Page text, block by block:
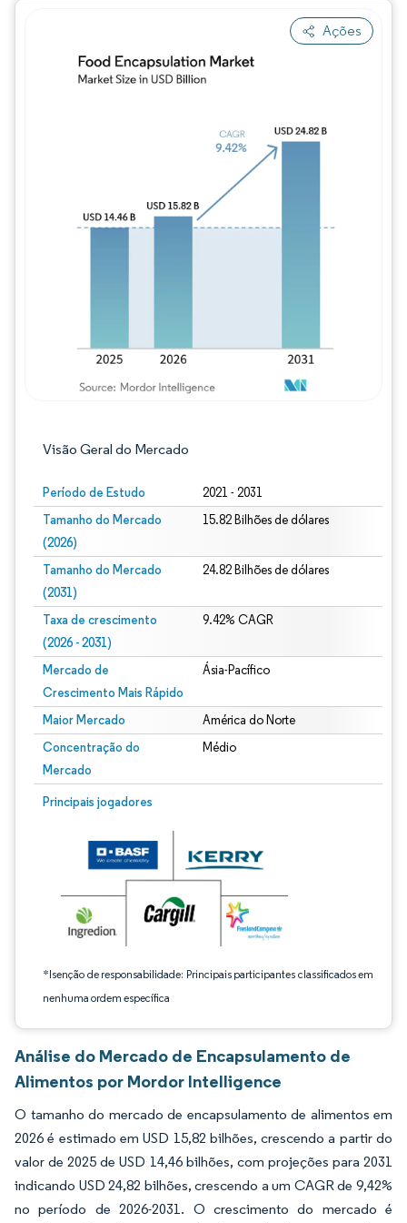
Ações
Visão Geral do Mercado
Período de Estudo 2021 - 2031
Tamanho do Mercado
(2026)
15.82 Bilhões de dólares
Tamanho do Mercado
(2031)
24.82 Bilhões de dólares
Taxa de crescimento
(2026 - 2031)
9.42% CAGR
Mercado de
Crescimento Mais Rápido
Ásia-Pacífico
Maior Mercado América do Norte
Concentração do
Mercado
Médio
Principais jogadores
*Isenção de responsabilidade: Principais participantes classificados em
nenhuma ordem específica
Imagem © Mordor Intelligence. O reuso requer atribuição conforme CC BY 4.0.
Análise do Mercado de Encapsulamento de
Alimentos por Mordor Intelligence
O tamanho do mercado de encapsulamento de alimentos em
2026 é estimado em USD 15,82 bilhões, crescendo a partir do
valor de 2025 de USD 14,46 bilhões, com projeções para 2031
indicando USD 24,82 bilhões, crescendo a um CAGR de 9,42%
no período de 2026-2031. O crescimento do mercado é